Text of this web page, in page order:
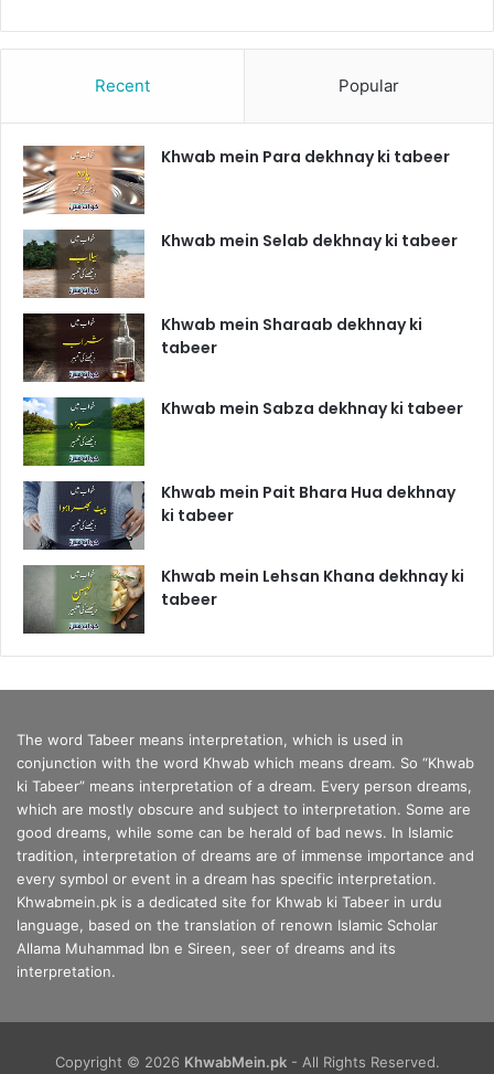
Recent Popular
Khwab mein Para dekhnay ki tabeer
Khwab mein Selab dekhnay ki tabeer
Khwab mein Sharaab dekhnay ki
tabeer
Khwab mein Sabza dekhnay ki tabeer
Khwab mein Pait Bhara Hua dekhnay
ki tabeer
Khwab mein Lehsan Khana dekhnay ki
tabeer
The word Tabeer means interpretation, which is used in
conjunction with the word Khwab which means dream. So “Khwab
ki Tabeer” means interpretation of a dream. Every person dreams,
which are mostly obscure and subject to interpretation. Some are
good dreams, while some can be herald of bad news. In Islamic
tradition, interpretation of dreams are of immense importance and
every symbol or event in a dream has specific interpretation.
Khwabmein.pk is a dedicated site for Khwab ki Tabeer in urdu
language, based on the translation of renown Islamic Scholar
Allama Muhammad Ibn e Sireen, seer of dreams and its
interpretation.
Copyright © 2026 KhwabMein.pk- All Rights Reserved.